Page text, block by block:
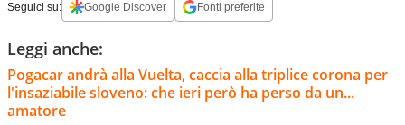
Seguici su: Google Discover Fonti preferite
Leggi anche:
Pogacar andrà alla Vuelta, caccia alla triplice corona per
l'insaziabile sloveno: che ieri però ha perso da un...
amatore